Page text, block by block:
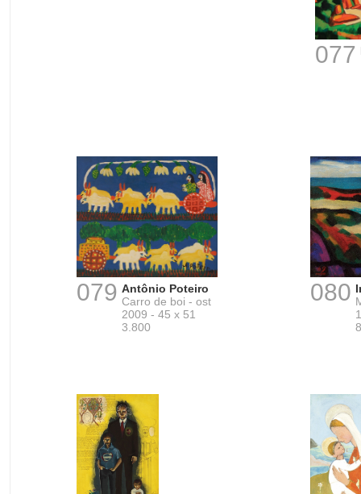
077
079 Antônio Poteiro
Carro de boi - ost
2009 - 45 x 51
3.800
080